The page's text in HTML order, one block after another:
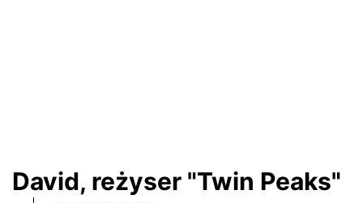
David, reżyser "Twin Peaks"